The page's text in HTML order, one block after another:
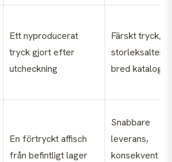
Ett nyproducerat
tryck gjort efter
utcheckning
Färskt tryck,
bred katalog
En förtryckt affisch
från befintligt lager
Snabbare
leverans,
konsekvent